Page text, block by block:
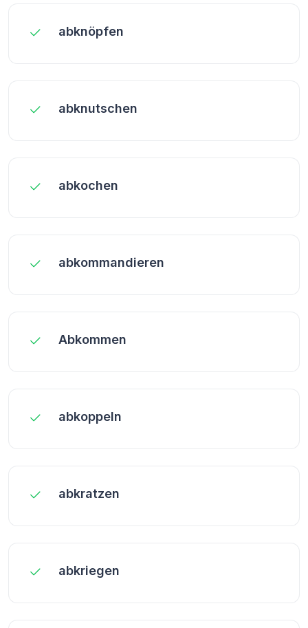
abknöpfen
abknutschen
abkochen
abkommandieren
Abkommen
abkoppeln
abkratzen
abkriegen